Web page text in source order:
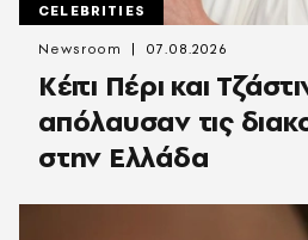
CELEBRITIES
Κέιτι Πέρι και
απόλαυσαν τις
στην Ελλάδα
Newsroom 07.08.2026